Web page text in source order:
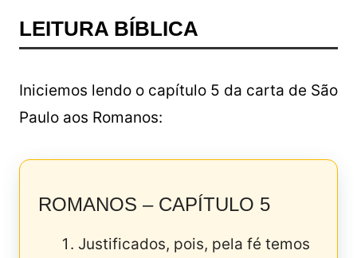
LEITURA BÍBLICA
Iniciemos lendo o capítulo 5 da carta de São
Paulo aos Romanos:
ROMANOS – CAPÍTULO 5
Justificados, pois, pela fé temos